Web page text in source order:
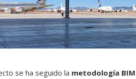
se ha seguido la metodología BIM